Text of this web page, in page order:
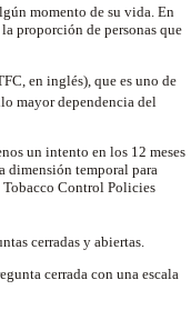
momento de su vida. En
proporción de personas que
en inglés), que es uno de
mayor dependencia del
un intento en los 12 meses
dimensión temporal para
Tobacco Control Policies
cerradas y abiertas.
cerrada con una escala